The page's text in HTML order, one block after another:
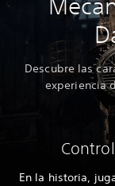
Descubre las
experiencia
En la historia,